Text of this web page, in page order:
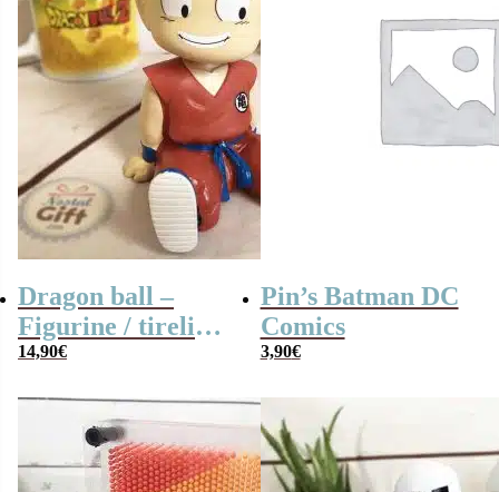
Dragon ball –
Figurine / tirelire
Krilin
14,90€
Pin’s Batman DC
Comics
3,90€